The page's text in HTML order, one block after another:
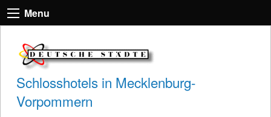
Menu
Schlosshotels in Mecklenburg-
Vorpommern